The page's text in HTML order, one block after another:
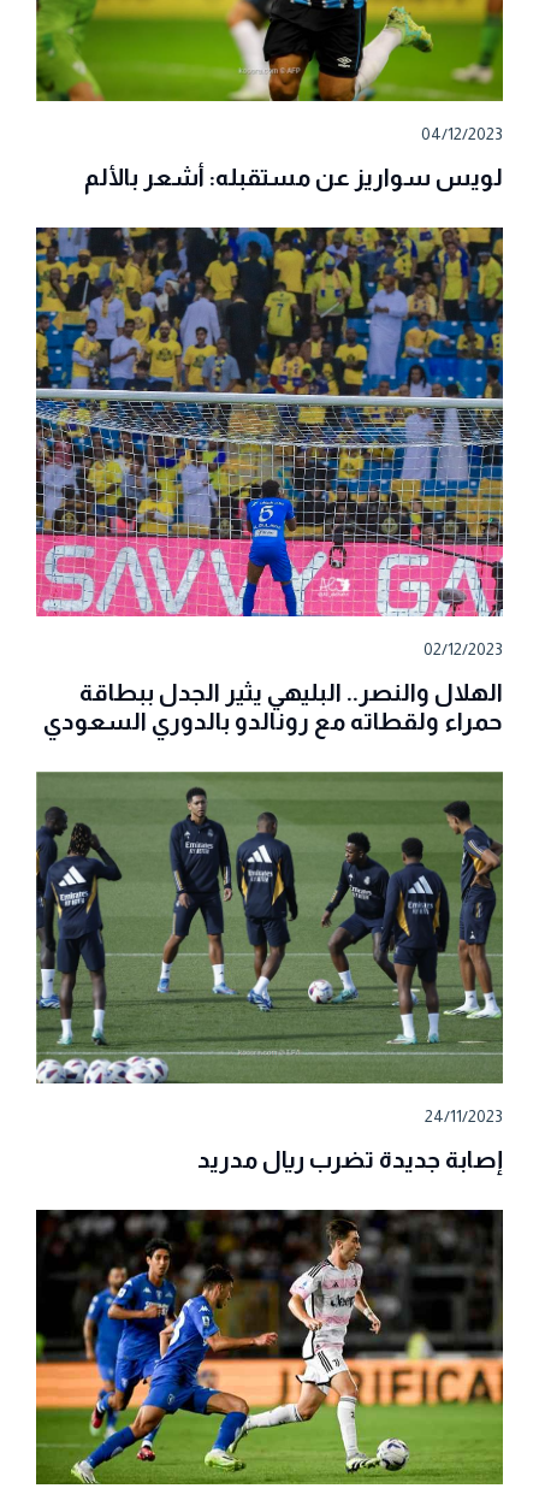
04/12/2023
لويس سواريز عن مستقبله: أشعر بالألم
02/12/2023
الهلال والنصر.. البليهي يثير الجدل ببطاقة
حمراء ولقطاته مع رونالدو بالدوري السعودي
24/11/2023
إصابة جديدة تضرب ريال مدريد